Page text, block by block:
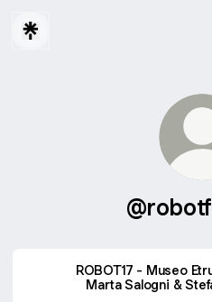
ROBOT17 - Museo
Marta Salogni &